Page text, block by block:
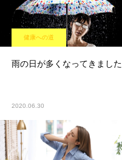
健康への道
雨の日が多くなってきました
2020.06.30